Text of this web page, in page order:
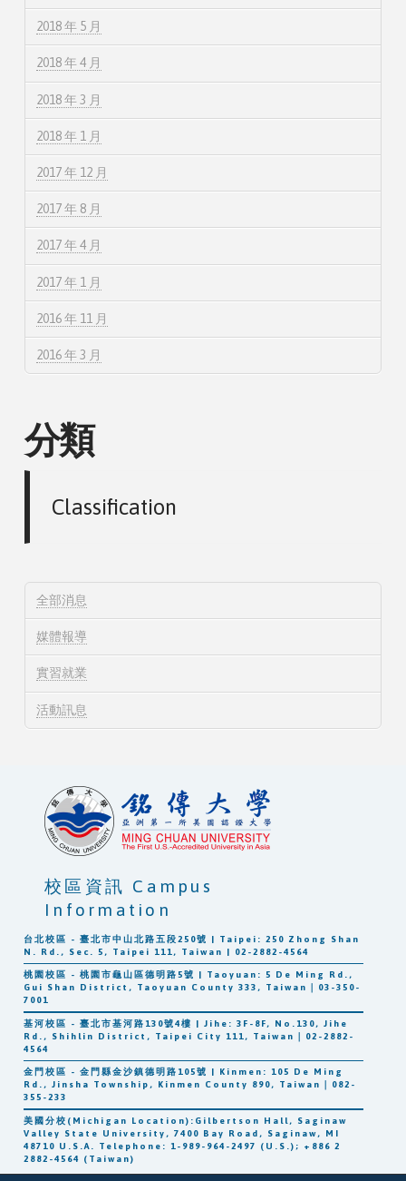
2018 年 5 月
2018 年 4 月
2018 年 3 月
2018 年 1 月
2017 年 12 月
2017 年 8 月
2017 年 4 月
2017 年 1 月
2016 年 11 月
2016 年 3 月
分類
Classification
全部消息
媒體報導
實習就業
活動訊息
台北校區 - 臺北市中山北路五段250號 | Taipei: 250 Zhong Shan
N. Rd., Sec. 5, Taipei 111, Taiwan | 02-2882-4564
桃園校區 - 桃園市龜山區德明路5號 | Taoyuan: 5 De Ming Rd.,
Gui Shan District, Taoyuan County 333, Taiwan｜03-350-
7001
基河校區 - 臺北市基河路130號4樓 | Jihe: 3F-8F, No.130, Jihe
Rd., Shihlin District, Taipei City 111, Taiwan｜02-2882-
4564
金門校區 - 金門縣金沙鎮德明路105號 | Kinmen: 105 De Ming
Rd., Jinsha Township, Kinmen County 890, Taiwan｜082-
355-233
美國分校(Michigan Location):Gilbertson Hall, Saginaw
Valley State University, 7400 Bay Road, Saginaw, MI
48710 U.S.A. Telephone: 1-989-964-2497 (U.S.); +886 2
2882-4564 (Taiwan)
校區資訊 Campus
Information